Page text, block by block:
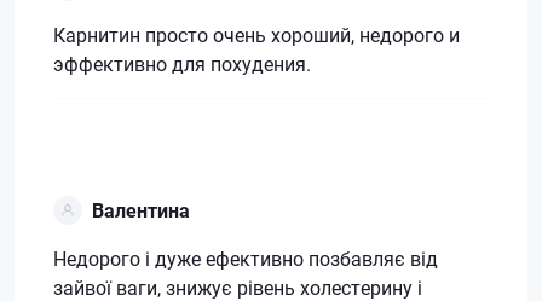
Карнитин просто очень хороший, недорого и
эффективно для похудения.
Валентина
Недорого і дуже ефективно позбавляє від
зайвої ваги, знижує рівень холестерину і